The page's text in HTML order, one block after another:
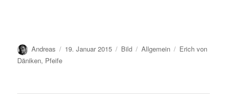
Autor
Andreas
Veröffentlicht
19. Januar 2015 Format
Bild Kategorien
Allgemein Schlagwörter
Erich von
Däniken, Pfeife